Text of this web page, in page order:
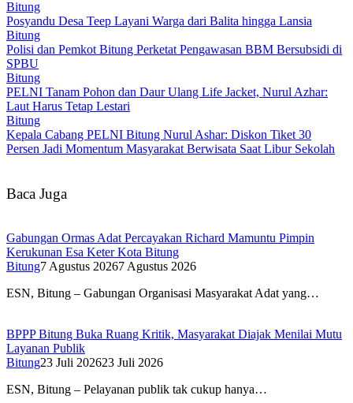
Bitung
Posyandu Desa Teep Layani Warga dari Balita hingga Lansia
Bitung
Polisi dan Pemkot Bitung Perketat Pengawasan BBM Bersubsidi di
SPBU
Bitung
PELNI Tanam Pohon dan Daur Ulang Life Jacket, Nurul Azhar:
Laut Harus Tetap Lestari
Bitung
Kepala Cabang PELNI Bitung Nurul Ashar: Diskon Tiket 30
Persen Jadi Momentum Masyarakat Berwisata Saat Libur Sekolah
Baca Juga
Gabungan Ormas Adat Percayakan Richard Mamuntu Pimpin
Kerukunan Esa Keter Kota Bitung
Bitung7 Agustus 20267 Agustus 2026
ESN, Bitung – Gabungan Organisasi Masyarakat Adat yang…
BPPP Bitung Buka Ruang Kritik, Masyarakat Diajak Menilai Mutu
Layanan Publik
Bitung23 Juli 202623 Juli 2026
ESN, Bitung – Pelayanan publik tak cukup hanya…